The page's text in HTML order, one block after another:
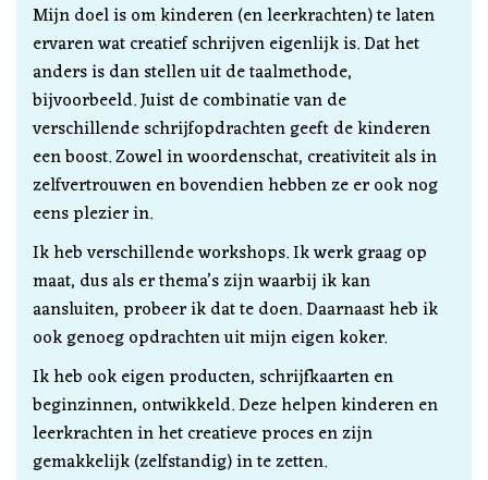
Mijn doel is om kinderen (en leerkrachten) te laten
ervaren wat creatief schrijven eigenlijk is. Dat het
anders is dan stellen uit de taalmethode,
bijvoorbeeld. Juist de combinatie van de
verschillende schrijfopdrachten geeft de kinderen
een boost. Zowel in woordenschat, creativiteit als in
zelfvertrouwen en bovendien hebben ze er ook nog
eens plezier in.
Ik heb verschillende workshops. Ik werk graag op
maat, dus als er thema’s zijn waarbij ik kan
aansluiten, probeer ik dat te doen. Daarnaast heb ik
ook genoeg opdrachten uit mijn eigen koker.
Ik heb ook eigen producten, schrijfkaarten en
beginzinnen, ontwikkeld. Deze helpen kinderen en
leerkrachten in het creatieve proces en zijn
gemakkelijk (zelfstandig) in te zetten.